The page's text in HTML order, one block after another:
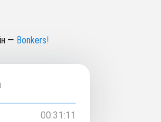
— Bonkers!
00:31:11